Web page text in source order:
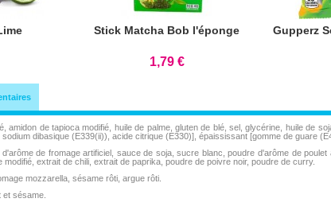
Stick Matcha Bob l'éponge
1,79 €
Gupperz
amidon de tapioca modifié, huile de palme, gluten de blé, sel, glycérine, huile de
dibasique (E339(ii)), acide citrique (E330)], épaississant [gomme de guare
de fromage artificiel, sauce de soja, sucre blanc, poudre d'arôme de
modifié, extrait de chili, extrait de paprika, poudre de poivre noir, poudre de curry.
mozzarella, sésame rôti, argue rôti.
et sésame.